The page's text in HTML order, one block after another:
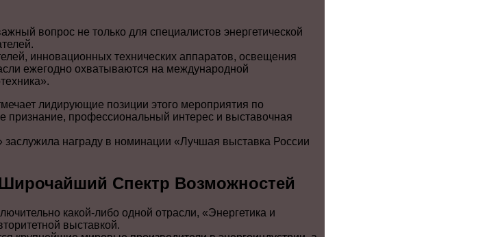
вопрос не только для специалистов энергетической
инновационных технических аппаратов, освещения
ежегодно охватываются на международной
лидирующие позиции этого мероприятия по
профессиональный интерес и выставочная
заслужила награду в номинации «Лучшая выставка России
Широчайший Спектр Возможностей
какой-либо одной отрасли, «Энергетика и
выставкой.